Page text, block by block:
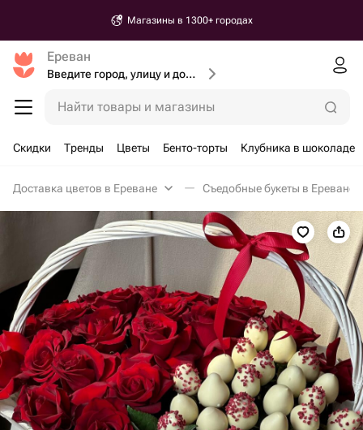
Магазины в 1300+ городах
Ереван
Введите город, улицу и дом доставки
Найти товары и магазины
Скидки Тренды Цветы Бенто-торты Клубника в шоколаде
Доставка цветов в Ереване Съедобные букеты в Ереване